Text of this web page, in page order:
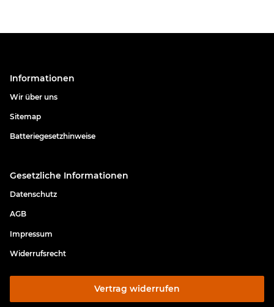
Informationen
Wir über uns
Sitemap
Batteriegesetzhinweise
Gesetzliche Informationen
Datenschutz
AGB
Impressum
Widerrufsrecht
Vertrag widerrufen